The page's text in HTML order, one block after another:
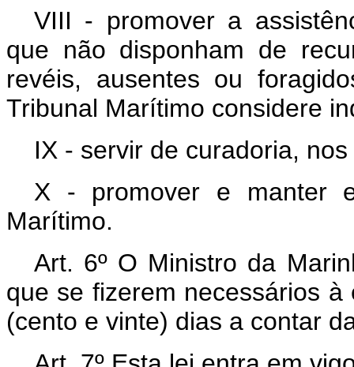
VIII - promover a
que não disponham de
revéis, ausentes ou
Tribunal Marítimo considere
IX - servir de curadoria,
X - promover e manter
Marítimo.
Art. 6º O Ministro da
que se fizerem necessários
(cento e vinte) dias a contar